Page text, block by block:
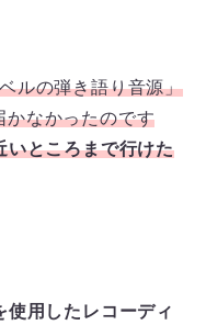
ルの弾き語り音源」
かなかったのです
いところまで行けた
用したレコーディ